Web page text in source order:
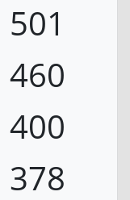
501
460
400
378